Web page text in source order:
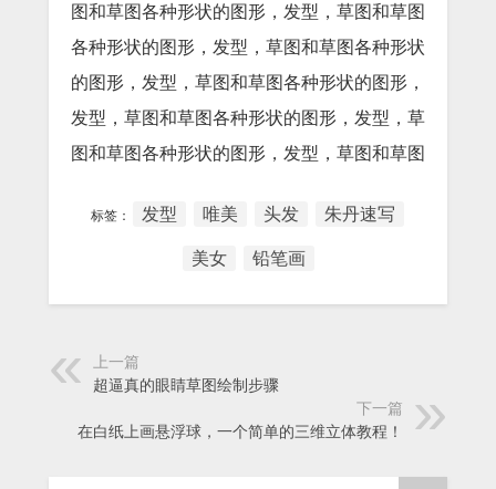
图和草图各种形状的图形，发型，草图和草图
各种形状的图形，发型，草图和草图各种形状
的图形，发型，草图和草图各种形状的图形，
发型，草图和草图各种形状的图形，发型，草
图和草图各种形状的图形，发型，草图和草图
标签： 发型 唯美 头发 朱丹速写
美女 铅笔画
上一篇
超逼真的眼睛草图绘制步骤
下一篇
在白纸上画悬浮球，一个简单的三维立体教程！